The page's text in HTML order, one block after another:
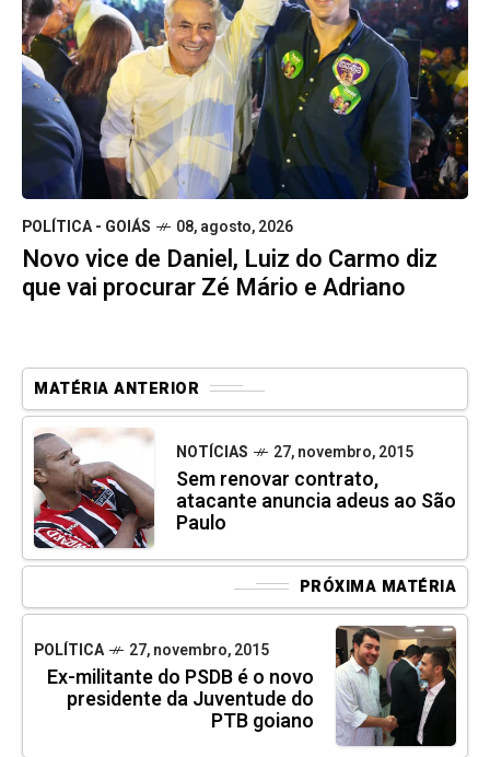
POLÍTICA - GOIÁS 08, agosto, 2026
Novo vice de Daniel, Luiz do Carmo diz
que vai procurar Zé Mário e Adriano
MATÉRIA ANTERIOR
NOTÍCIAS 27, novembro, 2015
Sem renovar contrato,
atacante anuncia adeus ao São
Paulo
PRÓXIMA MATÉRIA
POLÍTICA 27, novembro, 2015
Ex-militante do PSDB é o novo
presidente da Juventude do
PTB goiano